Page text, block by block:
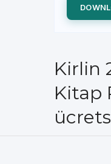
Kirlin
Kitap